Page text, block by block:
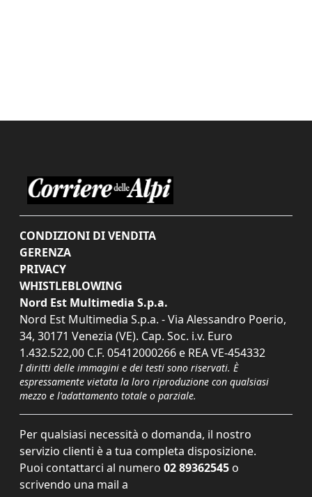
CONDIZIONI DI VENDITA
GERENZA
PRIVACY
WHISTLEBLOWING
Nord Est Multimedia S.p.a.
Nord Est Multimedia S.p.a. - Via Alessandro Poerio,
34, 30171 Venezia (VE). Cap. Soc. i.v. Euro
1.432.522,00 C.F. 05412000266 e REA VE-454332
I diritti delle immagini e dei testi sono riservati. È
espressamente vietata la loro riproduzione con qualsiasi
mezzo e l'adattamento totale o parziale.
Per qualsiasi necessità o domanda, il nostro
servizio clienti è a tua completa disposizione.
Puoi contattarci al numero 02 89362545 o
scrivendo una mail a